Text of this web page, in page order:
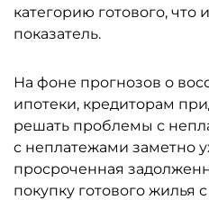
категорию готового, что
показатель.
На фоне прогнозов о
ипотеки, кредиторам
решать проблемы с
с неплатежами заметно
просроченная
покупку готового жилья